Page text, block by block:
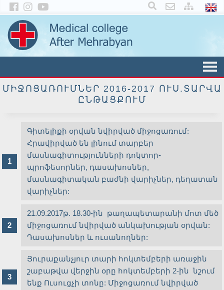
×
ՄԻՋՈՑԱՌՈՒՄՆԵՐ 2016-2017 ՈՒՍ.ՏԱՐՎԱ
ԸՆԹԱՑՔՈՒՄ
Գիտելիքի օրվան նվիրված միջոցառում:
Հրավիրված են լինում տարբեր
մասնագիտությունների դոկտոր-
պրոֆեսորներ, դասախոսներ,
մասնագիտական բաժնի վարիչներ, դեղատան
վարիչներ:
21.09.2017թ. 18.30-ին թաղապետարանի մոտ մեծ
միջոցառում նվիրված անկախության օրվան:
Դասախոսներ և ուսանողներ:
Յուրաքանչյուր տարի հոկտեմբերի առաջին
շաբաթվա վերջին օրը հոկտեմբերի 2-ին նշում
ենք Ուսուցչի տոնը: Միջոցառում նվիրված